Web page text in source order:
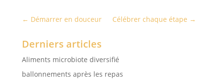
← Démarrer en douceur Célébrer chaque étape →
Derniers articles
Aliments microbiote diversifié
ballonnements après les repas